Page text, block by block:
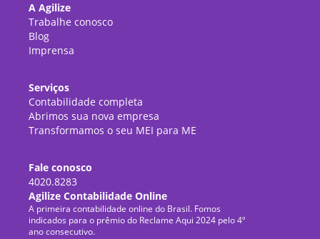
A Agilize
Trabalhe conosco
Blog
Imprensa
Serviços
Contabilidade completa
Abrimos sua nova empresa
Transformamos o seu MEI para ME
Fale conosco
4020.8283
Agilize Contabilidade Online
A primeira contabilidade online do Brasil. Fomos
indicados para o prêmio do Reclame Aqui 2024 pelo 4º
ano consecutivo.